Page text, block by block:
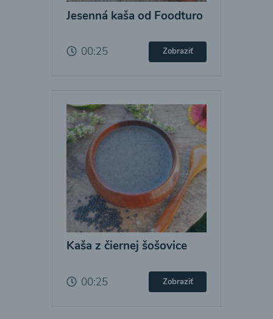
Jesenná kaša od Foodturo
00:25 Zobraziť
Kaša z čiernej šošovice
00:25 Zobraziť